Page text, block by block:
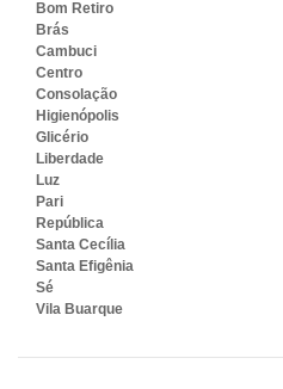
Bom Retiro
Brás
Cambuci
Centro
Consolação
Higienópolis
Glicério
Liberdade
Luz
Pari
República
Santa Cecília
Santa Efigênia
Sé
Vila Buarque